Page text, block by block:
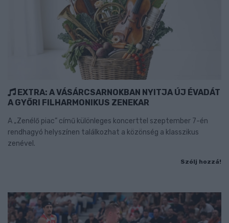
EXTRA: A VÁSÁRCSARNOKBAN NYITJA ÚJ ÉVADÁT
A GYŐRI FILHARMONIKUS ZENEKAR
A „Zenélő piac” című különleges koncerttel szeptember 7-én
rendhagyó helyszínen találkozhat a közönség a klasszikus
zenével.
Szólj hozzá!